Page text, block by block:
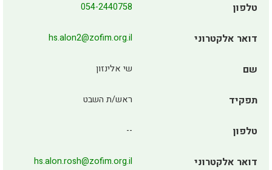
טלפון 054-2440758
דואר אלקטרוני hs.alon2@zofim.org.il
שם שי אלינזון
תפקיד ראש/ת השבט
טלפון --
דואר אלקטרוני hs.alon.rosh@zofim.org.il